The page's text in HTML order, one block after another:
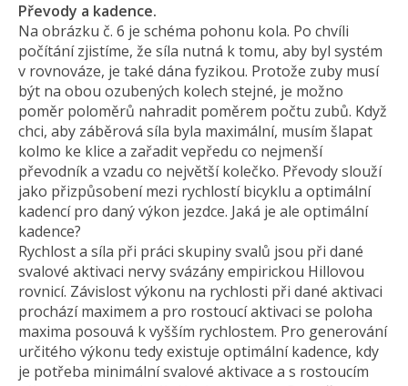
Převody a kadence.
Na obrázku č. 6 je schéma pohonu kola. Po chvíli
počítání zjistíme, že síla nutná k tomu, aby byl systém
v rovnováze, je také dána fyzikou. Protože zuby musí
být na obou ozubených kolech stejné, je možno
poměr poloměrů nahradit poměrem počtu zubů. Když
chci, aby záběrová síla byla maximální, musím šlapat
kolmo ke klice a zařadit vepředu co nejmenší
převodník a vzadu co největší kolečko. Převody slouží
jako přizpůsobení mezi rychlostí bicyklu a optimální
kadencí pro daný výkon jezdce. Jaká je ale optimální
kadence?
Rychlost a síla při práci skupiny svalů jsou při dané
svalové aktivaci nervy svázány empirickou Hillovou
rovnicí. Závislost výkonu na rychlosti při dané aktivaci
prochází maximem a pro rostoucí aktivaci se poloha
maxima posouvá k vyšším rychlostem. Pro generování
určitého výkonu tedy existuje optimální kadence, kdy
je potřeba minimální svalové aktivace a s rostoucím